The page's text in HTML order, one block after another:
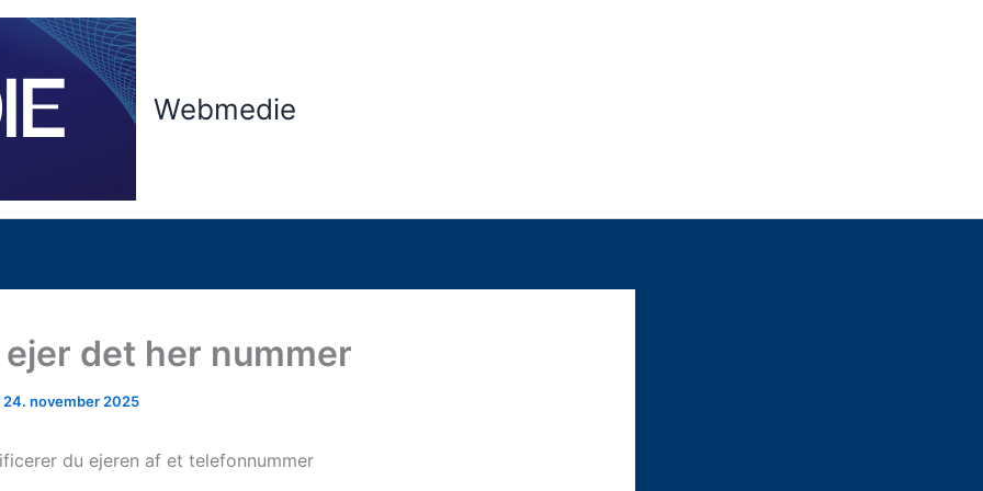
Webmedie
ejer det her nummer
24. november 2025
du ejeren af et telefonnummer